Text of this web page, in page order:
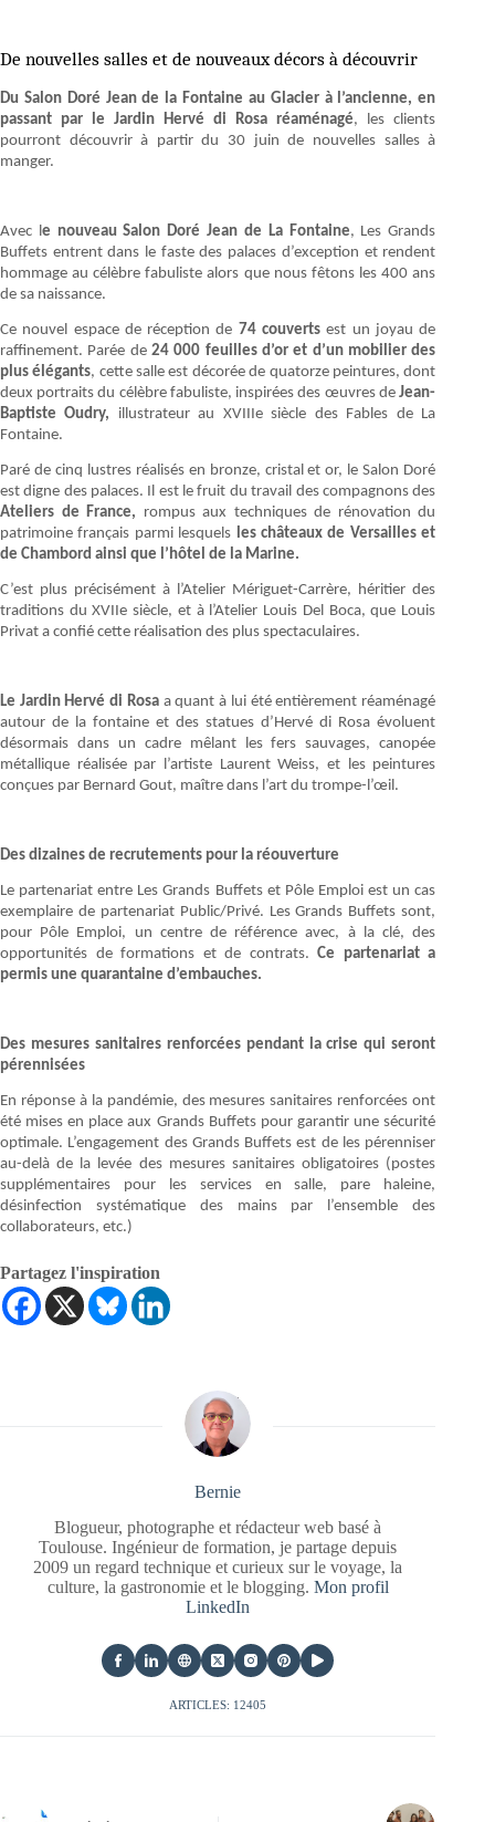
De nouvelles salles et de nouveaux décors à découvrir
Du Salon Doré Jean de la Fontaine au Glacier à l’ancienne, en
passant par le Jardin Hervé di Rosa réaménagé, les clients
pourront découvrir à partir du 30 juin de nouvelles salles à
manger.
Avec l e nouveau Salon Doré Jean de La Fontaine, Les Grands
Buffets entrent dans le faste des palaces d’exception et rendent
hommage au célèbre fabuliste alors que nous fêtons les 400 ans
de sa naissance.
Ce nouvel espace de réception de 74 couvertsest un joyau de
raffinement. Parée de 24 000 feuilles d’or et d’un mobilier des
plus élégants, cette salle est décorée de quatorze peintures, dont
deux portraits du célèbre fabuliste, inspirées des œuvres deJean-
Baptiste Oudry, illustrateur au XVIIIe siècle des Fables de La
Fontaine.
Paré de cinq lustres réalisés en bronze, cristal et or, le Salon Doré
est digne des palaces. Il est le fruit du travail des compagnons des
Ateliers de France, rompus aux techniques de rénovation du
patrimoine français parmi lesquels les châteaux de Versailles et
de Chambord ainsi que l’hôtel de la Marine.
C’est plus précisément à l’Atelier Mériguet-Carrère, héritier des
traditions du XVIIe siècle, et à l’Atelier Louis Del Boca, que Louis
Privat a confié cette réalisation des plus spectaculaires.
Le Jardin Hervé di Rosa a quant à lui été entièrement réaménagé
autour de la fontaine et des statues d’Hervé di Rosa évoluent
désormais dans un cadre mêlant les fers sauvages, canopée
métallique réalisée par l’artiste Laurent Weiss, et les peintures
conçues par Bernard Gout, maître dans l’art du trompe-l’œil.
Des dizaines de recrutements pour la réouverture
Le partenariat entre Les Grands Buffets et Pôle Emploi est un cas
exemplaire de partenariat Public/Privé. Les Grands Buffets sont,
pour Pôle Emploi, un centre de référence avec, à la clé, des
opportunités de formations et de contrats.Ce partenariat a
permis une quarantaine d’embauches.
Des mesures sanitaires renforcées pendant la crise qui seront
pérennisées
En réponse à la pandémie, des mesures sanitaires renforcées ont
été mises en place aux Grands Buffets pour garantir une sécurité
optimale. L’engagement des Grands Buffets est de les pérenniser
au-delà de la levée des mesures sanitaires obligatoires (postes
supplémentaires pour les services en salle, pare haleine,
désinfection systématique des mains par l’ensemble des
collaborateurs, etc.)
Partagez l'inspiration
Bernie
Blogueur, photographe et rédacteur web basé à
Toulouse. Ingénieur de formation, je partage depuis
2009 un regard technique et curieux sur le voyage, la
culture, la gastronomie et le blogging. Mon profil
LinkedIn
ARTICLES: 12405